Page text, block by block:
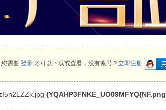
您需要 登录 才可以下载或查看，没有账号？ 立即注册
{YQAHP3FNKE_UO09MFYQ{NF.png